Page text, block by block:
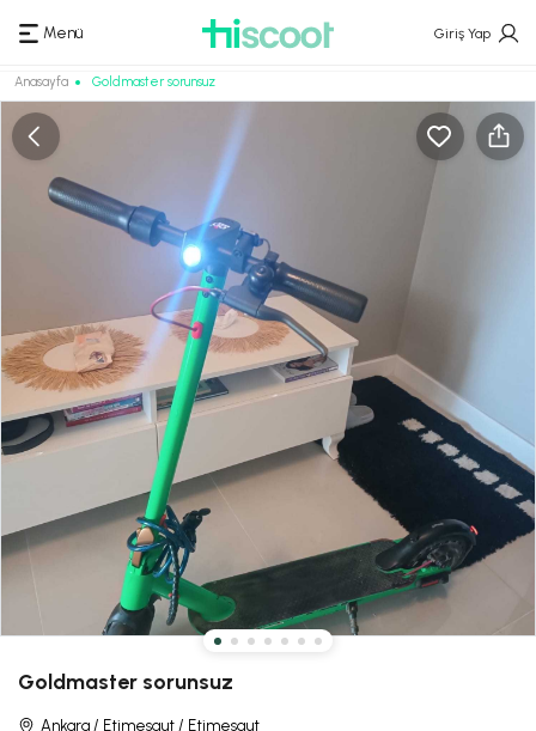
Menü Giriş Yap
Anasayfa Goldmaster sorunsuz
Goldmaster sorunsuz
Ankara / Etimesgut / Etimesgut